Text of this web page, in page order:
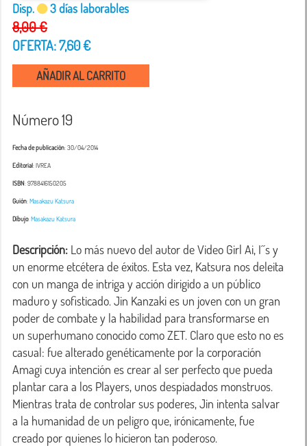
Disp. 3 días laborables
8,00 €
OFERTA: 7,60 €
AÑADIR AL CARRITO
Número 19
Fecha de publicación: 30/04/2014
Editorial: IVREA
ISBN: 9788416150205
Guión:Masakazu Katsura
Dibujo:Masakazu Katsura
Descripción: Lo más nuevo del autor de Video Girl Ai, I´´s y
un enorme etcétera de éxitos. Esta vez, Katsura nos deleita
con un manga de intriga y acción dirigido a un público
maduro y sofisticado. Jin Kanzaki es un joven con un gran
poder de combate y la habilidad para transformarse en
un superhumano conocido como ZET. Claro que esto no es
casual: fue alterado genéticamente por la corporación
Amagi cuya intención es crear al ser perfecto que pueda
plantar cara a los Players, unos despiadados monstruos.
Mientras trata de controlar sus poderes, Jin intenta salvar
a la humanidad de un peligro que, irónicamente, fue
creado por quienes lo hicieron tan poderoso.